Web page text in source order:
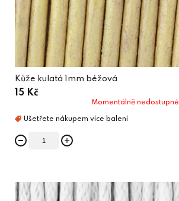
Kůže kulatá 1mm béžová
15 Kč
Momentálně nedostupné